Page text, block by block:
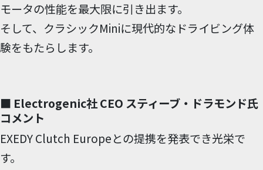
モータの性能を最大限に引き出ます。
そして、クラシックMiniに現代的なドライビング体
験をもたらします。
■ Electrogenic社 CEO スティーブ・ドラモンド氏
コメント
EXEDY Clutch Europeとの提携を発表でき光栄で
す。